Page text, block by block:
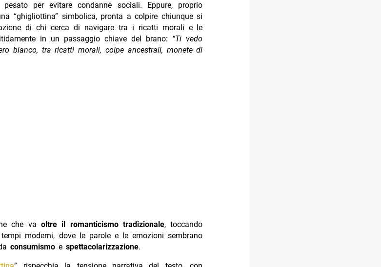
pesato per evitare condanne sociali. Eppure, proprio
“ghigliottina” simbolica, pronta a colpire chiunque si
di chi cerca di navigare tra i ricatti morali e le
in un passaggio chiave del brano: “Ti vedo
bianco, tra ricatti morali, colpe ancestrali, monete di
che vaoltre il romanticismo tradizionale, toccando
moderni, dove le parole e le emozioni sembrano
consumismoe spettacolarizzazione.